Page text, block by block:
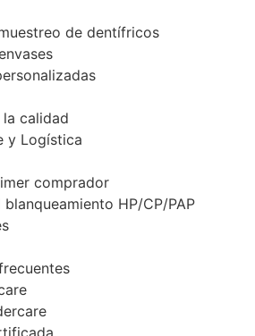
de dentífricos
calidad
y Logística
comprador
blanqueamiento HP/CP/PAP